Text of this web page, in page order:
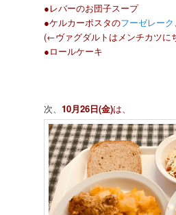
●レバーのお団子スープ
●ケルカーポスタのフーゼレーク
(←ヴァグダルトはメンチカツに
●ロールケーキ
次、10月26日(金)は、